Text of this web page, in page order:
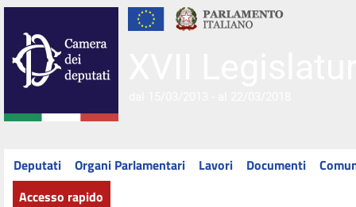
Deputati Organi Parlamentari Lavori Documenti
Accesso rapido